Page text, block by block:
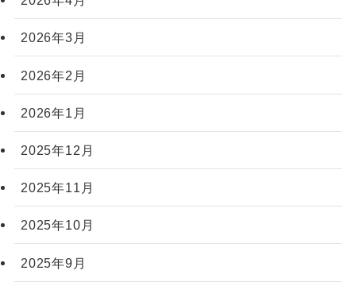
2026年3月
2026年2月
2026年1月
2025年12月
2025年11月
2025年10月
2025年9月